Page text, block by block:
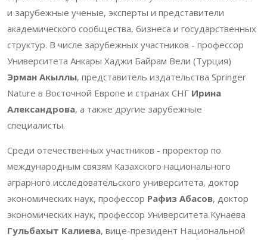
и зарубежные ученые, эксперты и представители
академического сообщества, бизнеса и государственных
структур. В числе зарубежных участников - профессор
Университета Анкары Хаджи Байрам Вели (Турция)
Эрман Акыллы, представитель издательства Springer
Nature в Восточной Европе и странах СНГ Ирина
Александрова, а также другие зарубежные
специалисты.
Среди отечественных участников - проректор по
международным связям Казахского национального
аграрного исследовательского университета, доктор
экономических наук, профессор Рафиз Абасов, доктор
экономических наук, профессор Университета Кунаева
Гульбахыт Калиева, вице-президент Национальной